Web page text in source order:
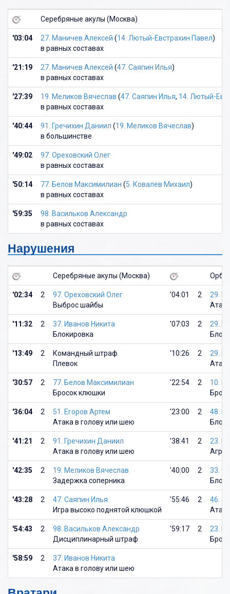
Серебряные акулы (Москва)
'03:04 27. Маничев Алексей (14. Лютый-Евстрахин Павел)
в равных составах
'21:19 27. Маничев Алексей (47. Саяпин Илья)
в равных составах
'27:39 19. Меликов Вячеслав (47. Саяпин Илья, 14. Лютый-
в равных составах
'40:44 91. Гречихин Даниил (19. Меликов Вячеслав)
в большинстве
'49:02
97. Ореховский Олег
в равных составах
'50:14 77. Белов Максимилиан (5. Ковалев Михаил)
в равных составах
'59:35
98. Васильков Александр
в равных составах
Нарушения
Серебряные акулы (Москва)
'02:34 2
97. Ореховский Олег
Выброс шайбы
'04:01 2
29.
'11:32 2
37. Иванов Никита
Блокировка
'07:03 2
29.
'13:49 2
Командный штраф
Плевок
'10:26 2
29.
'30:57 2
77. Белов Максимилиан
Бросок клюшки
'22:54 2
10.
'36:04 2
51. Егоров Артем
Атака в голову или шею
'23:00 2
48.
'41:21 2
91. Гречихин Даниил
Атака в голову или шею
'38:41 2
23.
'42:35 2
19. Меликов Вячеслав
Задержка соперника
'40:00 2
33.
'43:28 2
47. Саяпин Илья
Игра высоко поднятой клюшкой
'55:46 2
46.
'54:43 2
98. Васильков Александр
Дисциплинарный штраф
'59:17 2
23.
'58:59 2
37. Иванов Никита
Атака в голову или шею